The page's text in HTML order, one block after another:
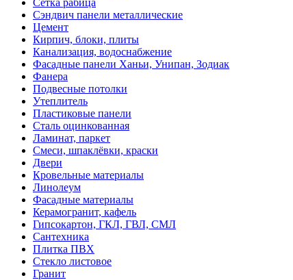
Сетка рабица
Сэндвич панели металлические
Цемент
Кирпич, блоки, плиты
Канализация, водоснабжение
Фасадные панели Ханьи, Унипан, Зодиак
Фанера
Подвесные потолки
Утеплитель
Пластиковые панели
Сталь оцинкованная
Ламинат, паркет
Смеси, шпаклёвки, краски
Двери
Кровельные материалы
Линолеум
Фасадные материалы
Керамогранит, кафель
Гипсокартон, ГКЛ, ГВЛ, СМЛ
Сантехника
Плитка ПВХ
Стекло листовое
Гранит